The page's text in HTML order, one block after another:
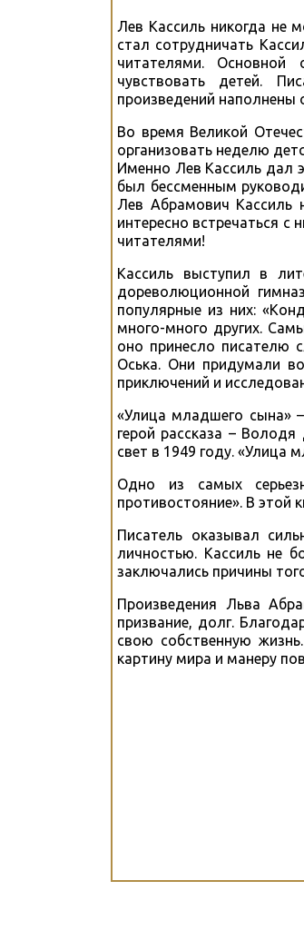
Лев Кассиль никогда не
стал сотрудничать
читателями. Основной
чувствовать детей.
произведений
Во время Великой
организовать неделю
Именно Лев Кассиль дал
был бессменным
Лев Абрамович Кассиль
интересно встречаться
читателями!
Кассиль выступил в
дореволюционной
популярные из них:
много-много других.
оно принесло писателю
Оська. Они придумали
приключений и
«Улица младшего сына»
герой рассказа –
свет в 1949 году. «Улица
Одно из самых
противостояние». В этой
Писатель оказывал
личностью. Кассиль не
заключались причины
Произведения Льва
призвание, долг.
свою собственную
картину мира и манеру